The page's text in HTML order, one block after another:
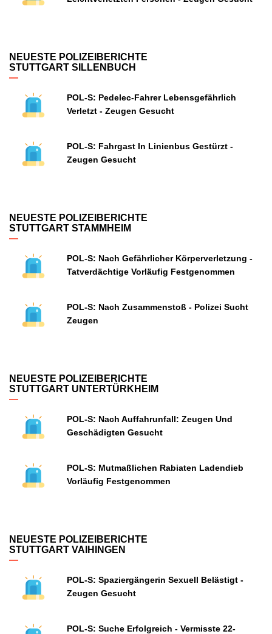
NEUESTE POLIZEIBERICHTE
STUTTGART SILLENBUCH
POL-S: Pedelec-Fahrer Lebensgefährlich
Verletzt - Zeugen Gesucht
POL-S: Fahrgast In Linienbus Gestürzt -
Zeugen Gesucht
NEUESTE POLIZEIBERICHTE
STUTTGART STAMMHEIM
POL-S: Nach Gefährlicher Körperverletzung -
Tatverdächtige Vorläufig Festgenommen
POL-S: Nach Zusammenstoß - Polizei Sucht
Zeugen
NEUESTE POLIZEIBERICHTE
STUTTGART UNTERTÜRKHEIM
POL-S: Nach Auffahrunfall: Zeugen Und
Geschädigten Gesucht
POL-S: Mutmaßlichen Rabiaten Ladendieb
Vorläufig Festgenommen
NEUESTE POLIZEIBERICHTE
STUTTGART VAIHINGEN
POL-S: Spaziergängerin Sexuell Belästigt -
Zeugen Gesucht
POL-S: Suche Erfolgreich - Vermisste 22-